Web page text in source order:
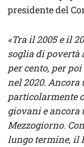
presidente del
«Tra il 2005 e il
soglia di povertà
per cento, per
nel 2020. Ancora
particolarmente
giovani e ancora
Mezzogiorno.
lungo termine, il